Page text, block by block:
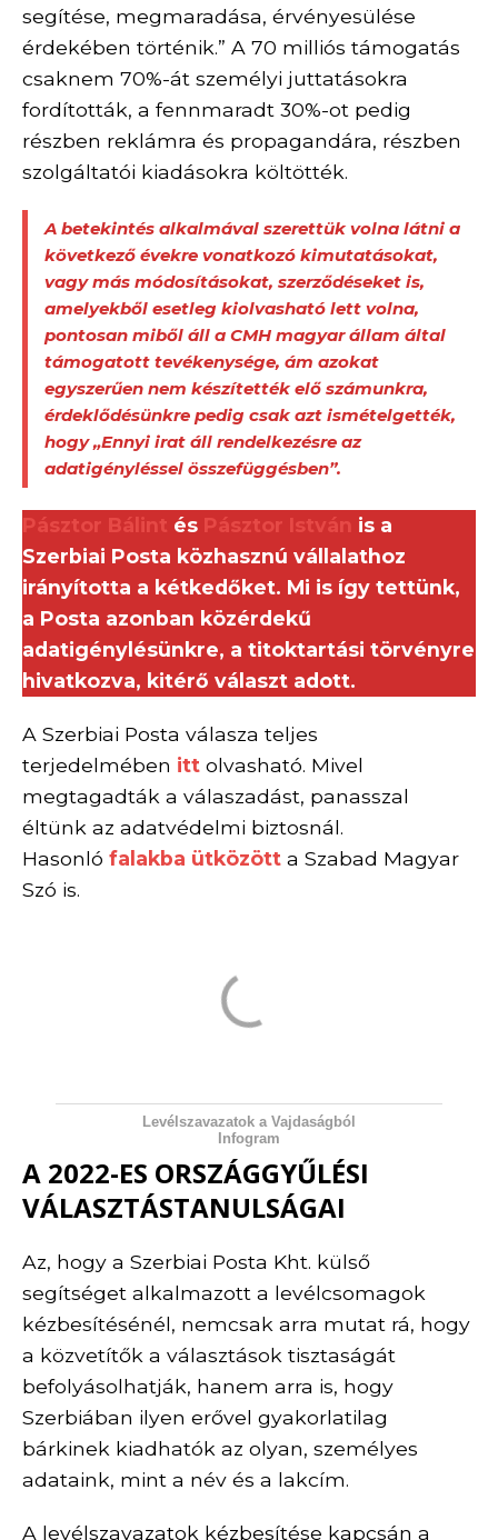
segítése, megmaradása, érvényesülése
érdekében történik.” A 70 milliós támogatás
csaknem 70%-át személyi juttatásokra
fordították, a fennmaradt 30%-ot pedig
részben reklámra és propagandára, részben
szolgáltatói kiadásokra költötték.
A betekintés alkalmával szerettük volna látni a
következő évekre vonatkozó kimutatásokat,
vagy más módosításokat, szerződéseket is,
amelyekből esetleg kiolvasható lett volna,
pontosan miből áll a CMH magyar állam által
támogatott tevékenysége, ám azokat
egyszerűen nem készítették elő számunkra,
érdeklődésünkre pedig csak azt ismételgették,
hogy „Ennyi irat áll rendelkezésre az
adatigényléssel összefüggésben”.
Pásztor Bálint és Pásztor István is a
Szerbiai Posta közhasznú vállalathoz
irányította a kétkedőket. Mi is így tettünk,
a Posta azonban közérdekű
adatigénylésünkre, a titoktartási törvényre
hivatkozva, kitérő választ adott.
A Szerbiai Posta válasza teljes
terjedelmében itt olvasható. Mivel
megtagadták a válaszadást, panasszal
éltünk az adatvédelmi biztosnál.
Hasonló falakba ütközött a Szabad Magyar
Szó is.
Levélszavazatok a Vajdaságból
Infogram
A 2022-ES ORSZÁGGYŰLÉSI
VÁLASZTÁSTANULSÁGAI
Az, hogy a Szerbiai Posta Kht. külső
segítséget alkalmazott a levélcsomagok
kézbesítésénél, nemcsak arra mutat rá, hogy
a közvetítők a választások tisztaságát
befolyásolhatják, hanem arra is, hogy
Szerbiában ilyen erővel gyakorlatilag
bárkinek kiadhatók az olyan, személyes
adataink, mint a név és a lakcím.
A levélszavazatok kézbesítése kapcsán a